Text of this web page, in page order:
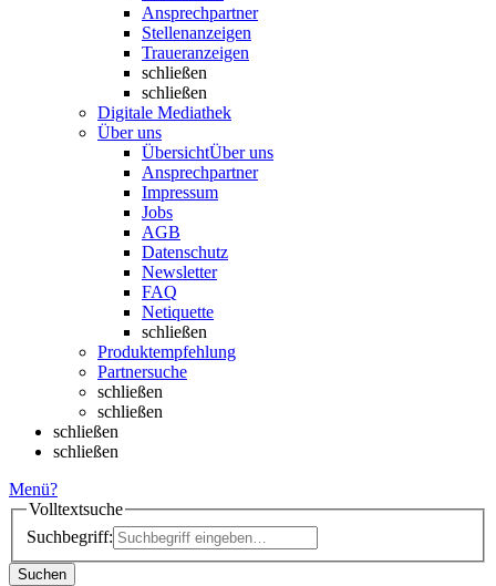
Ansprechpartner
Stellenanzeigen
Traueranzeigen
schließen
schließen
Digitale Mediathek
Über uns
ÜbersichtÜber uns
Ansprechpartner
Impressum
Jobs
AGB
Datenschutz
Newsletter
FAQ
Netiquette
schließen
Produktempfehlung
Partnersuche
schließen
schließen
schließen
schließen
Menü?
Volltextsuche
Suchbegriff:
Suchen